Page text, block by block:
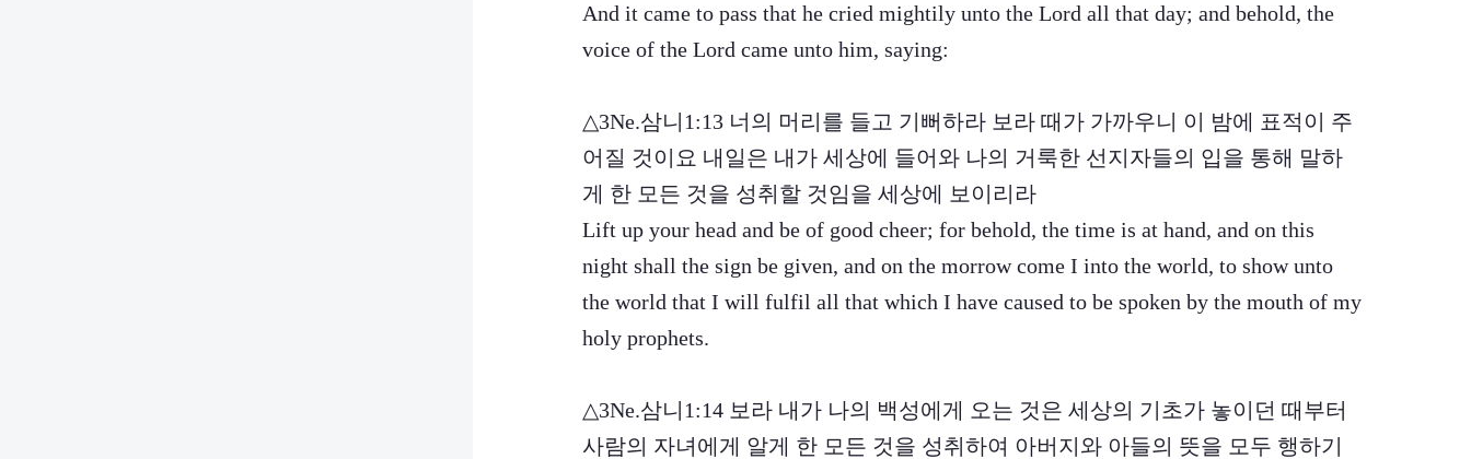
And it came to pass that he cried mightily unto the Lord all that day; and behold, the
voice of the Lord came unto him, saying:
△3Ne.삼니1:13 너의 머리를 들고 기뻐하라 보라 때가 가까우니 이 밤에 표적이 주
어질 것이요 내일은 내가 세상에 들어와 나의 거룩한 선지자들의 입을 통해 말하
게 한 모든 것을 성취할 것임을 세상에 보이리라
Lift up your head and be of good cheer; for behold, the time is at hand, and on this
night shall the sign be given, and on the morrow come I into the world, to show unto
the world that I will fulfil all that which I have caused to be spoken by the mouth of my
holy prophets.
△3Ne.삼니1:14 보라 내가 나의 백성에게 오는 것은 세상의 기초가 놓이던 때부터
사람의 자녀에게 알게 한 모든 것을 성취하여 아버지와 아들의 뜻을 모두 행하기